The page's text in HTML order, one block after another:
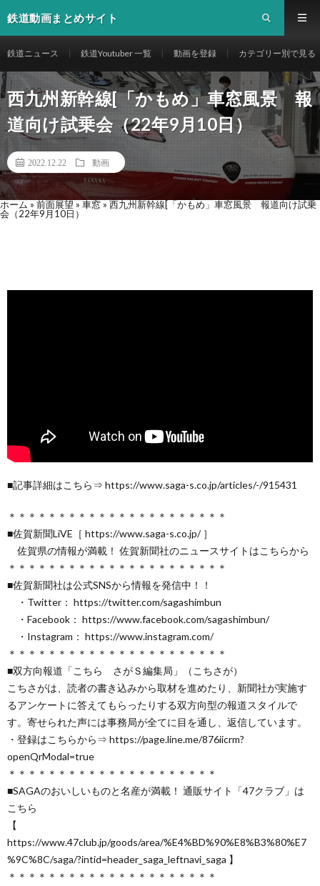
鉄道動画まとめサイト
鉄道ニュース 鉄道Youtuber 一覧 動画を登録 カテゴリー別で見る
西九州新幹線[「かもめ」車窓風景 報
道向け試乗会（22年9月10日）
2022.12.22 動画
ホーム » 前面展望 » 車窓 » 西九州新幹線[「かもめ」車窓風景 報道向け試乗
会（22年9月10日）
■記事詳細はこちら⇒ https://www.saga-s.co.jp/articles/-/915431
＊＊＊＊＊＊＊＊＊＊＊＊＊＊＊＊＊＊＊＊＊＊
■佐賀新聞LiVE［ https://www.saga-s.co.jp/ ］
佐賀県の情報が満載！ 佐賀新聞社のニュースサイトはこちらから
＊＊＊＊＊＊＊＊＊＊＊＊＊＊＊＊＊＊＊＊＊＊
■佐賀新聞社は公式SNSから情報を発信中！！
・Twitter： https://twitter.com/sagashimbun
・Facebook： https://www.facebook.com/sagashimbun/
・Instagram： https://www.instagram.com/
＊＊＊＊＊＊＊＊＊＊＊＊＊＊＊＊＊＊＊＊＊＊
■双方向報道「こちら さがＳ編集局」（こちさが）
こちさがは、読者の書き込みから取材を進めたり、新聞社が実施す
るアンケートに答えてもらったりする双方向型の報道スタイルで
す。寄せられた声には事務局が全てに目を通し、返信しています。
・登録はこちらから⇒ https://page.line.me/876iicrm?
openQrModal=true
＊＊＊＊＊＊＊＊＊＊＊＊＊＊＊＊＊＊＊＊＊
■SAGAのおいしいものと名産が満載！ 通販サイト「47クラブ」は
こちら
【
https://www.47club.jp/goods/area/%E4%BD%90%E8%B3%80%E7
%9C%8C/saga/?intid=header_saga_leftnavi_saga 】
＊＊＊＊＊＊＊＊＊＊＊＊＊＊＊＊＊＊＊＊＊